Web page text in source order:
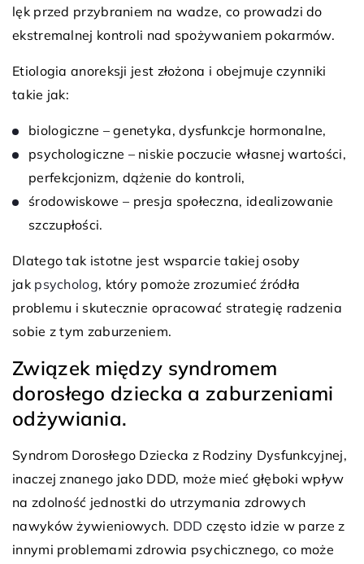
lęk przed przybraniem na wadze, co prowadzi do
ekstremalnej kontroli nad spożywaniem pokarmów.
Etiologia anoreksji jest złożona i obejmuje czynniki
takie jak:
biologiczne – genetyka, dysfunkcje hormonalne,
psychologiczne – niskie poczucie własnej wartości,
perfekcjonizm, dążenie do kontroli,
środowiskowe – presja społeczna, idealizowanie
szczupłości.
Dlatego tak istotne jest wsparcie takiej osoby
jak psycholog, który pomoże zrozumieć źródła
problemu i skutecznie opracować strategię radzenia
sobie z tym zaburzeniem.
Związek między syndromem
dorosłego dziecka a zaburzeniami
odżywiania.
Syndrom Dorosłego Dziecka z Rodziny Dysfunkcyjnej,
inaczej znanego jako DDD, może mieć głęboki wpływ
na zdolność jednostki do utrzymania zdrowych
nawyków żywieniowych. DDD często idzie w parze z
innymi problemami zdrowia psychicznego, co może